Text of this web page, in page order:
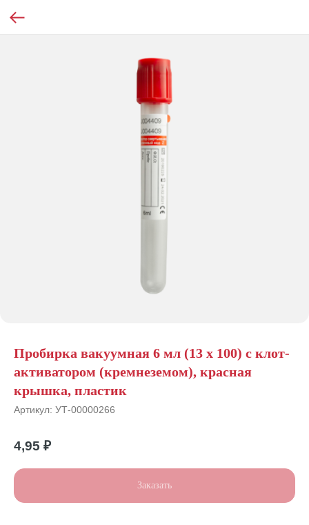
Пробирка вакуумная 6 мл (13 х 100) с клот-
активатором (кремнеземом), красная
крышка, пластик
Артикул: УТ-00000266
4,95 ₽
Заказать